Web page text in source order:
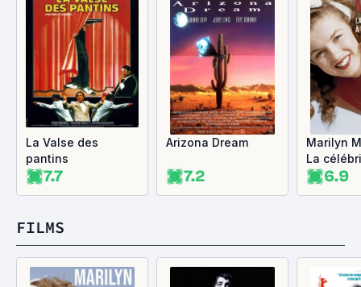
La Valse des
pantins
7.7
Arizona Dream
7.2
Marilyn
La
prix6.9
FILMS